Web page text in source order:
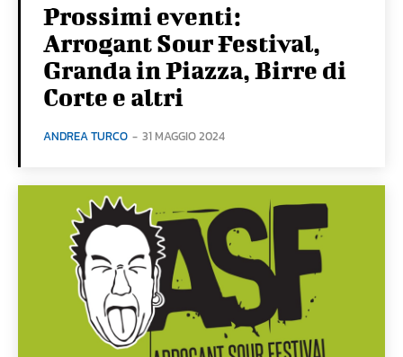
Prossimi eventi:
Arrogant Sour Festival,
Granda in Piazza, Birre di
Corte e altri
ANDREA TURCO - 31 MAGGIO 2024